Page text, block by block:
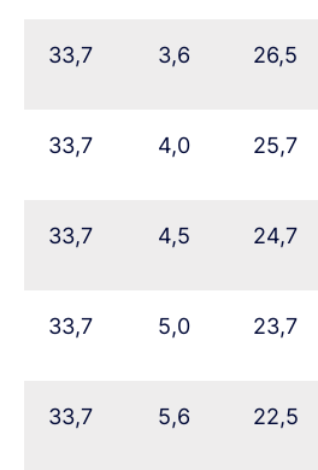
33,7 3,6 26,5
33,7 4,0 25,7
33,7 4,5 24,7
33,7 5,0 23,7
33,7 5,6 22,5